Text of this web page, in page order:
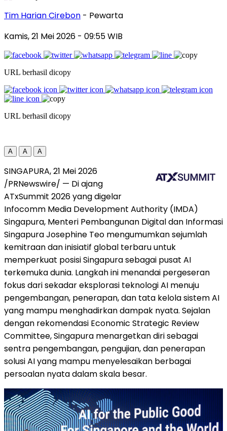
Tim Harian Cirebon - Pewarta
Kamis, 21 Mei 2026 - 09:55 WIB
URL berhasil dicopy
URL berhasil dicopy
A A A
SINGAPURA, 21 Mei 2026
/PRNewswire/ — Di ajang
ATxSummit 2026 yang digelar
Infocomm Media Development Authority (IMDA)
Singapura, Menteri Pembangunan Digital dan Informasi
Singapura Josephine Teo mengumumkan sejumlah
kemitraan dan inisiatif global terbaru untuk
memperkuat posisi Singapura sebagai pusat AI
terkemuka dunia. Langkah ini menandai pergeseran
fokus dari sekadar eksplorasi teknologi AI menuju
pengembangan, penerapan, dan tata kelola sistem AI
yang mampu menghadirkan dampak nyata. Sejalan
dengan rekomendasi Economic Strategic Review
Committee, Singapura menargetkan diri sebagai
sentra pengembangan, pengujian, dan penerapan
solusi AI yang mampu menyelesaikan berbagai
persoalan nyata dalam skala besar.